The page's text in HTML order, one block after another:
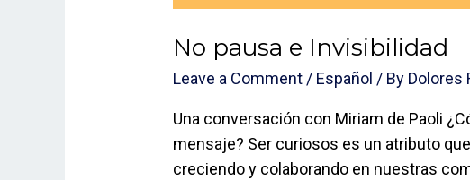
No pausa e Invisibilidad
Leave a Comment/ Español / By Dolores
Una conversación con Miriam de Paoli
mensaje? Ser curiosos es un atributo
creciendo y colaborando en nuestras